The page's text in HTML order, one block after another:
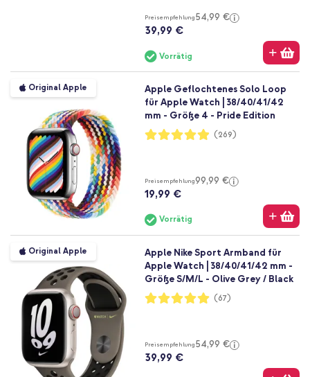
Preisempfehlung54,99 €
39,99 €
Vorrätig
Original Apple
Apple Geflochtenes Solo Loop
für Apple Watch | 38/40/41/42
mm - Größe 4 - Pride Edition
Bewertung:
98%
(269)
Preisempfehlung99,99 €
19,99 €
Vorrätig
Original Apple
Apple Nike Sport Armband für
Apple Watch | 38/40/41/42 mm -
Größe S/M/L - Olive Grey / Black
Bewertung:
99%
(67)
Preisempfehlung54,99 €
39,99 €